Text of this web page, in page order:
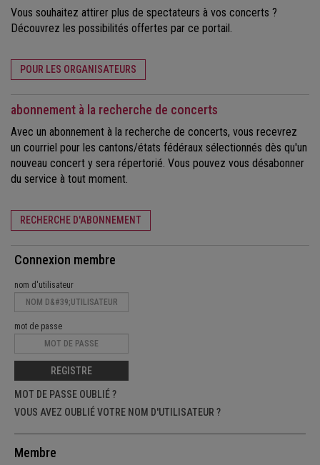
Vous souhaitez attirer plus de spectateurs à vos concerts ?
Découvrez les possibilités offertes par ce portail.
POUR LES ORGANISATEURS
abonnement à la recherche de concerts
Avec un abonnement à la recherche de concerts, vous recevrez
un courriel pour les cantons/états fédéraux sélectionnés dès qu'un
nouveau concert y sera répertorié. Vous pouvez vous désabonner
du service à tout moment.
RECHERCHE D'ABONNEMENT
Connexion membre
nom d'utilisateur
mot de passe
REGISTRE
MOT DE PASSE OUBLIÉ ?
VOUS AVEZ OUBLIÉ VOTRE NOM D'UTILISATEUR ?
Membre